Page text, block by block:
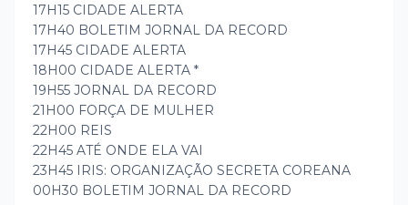
17H15 CIDADE ALERTA
17H40 BOLETIM JORNAL DA RECORD
17H45 CIDADE ALERTA
18H00 CIDADE ALERTA *
19H55 JORNAL DA RECORD
21H00 FORÇA DE MULHER
22H00 REIS
22H45 ATÉ ONDE ELA VAI
23H45 IRIS: ORGANIZAÇÃO SECRETA COREANA
00H30 BOLETIM JORNAL DA RECORD